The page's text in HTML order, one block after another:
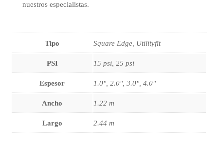
nuestros especialistas.
Tipo Square Edge, Utilityfit
PSI 15 psi, 25 psi
Espesor 1.0", 2.0", 3.0", 4.0"
Ancho 1.22 m
Largo 2.44 m